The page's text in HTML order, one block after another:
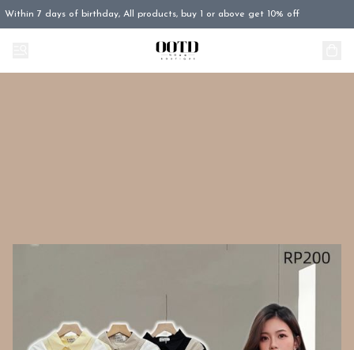
Within 7 days of birthday, All products, buy 1 or above get 10% off